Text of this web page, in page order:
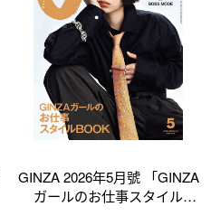
GINZA 2026年5月號 「GINZA
ガールのお仕事スタイル